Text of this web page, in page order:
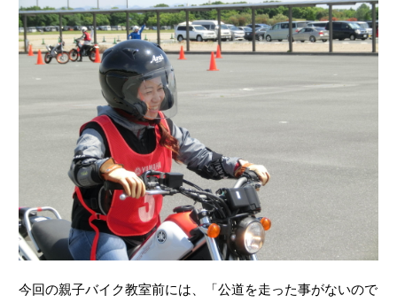
今回の親子バイク教室前には、「公道を走った事がないので